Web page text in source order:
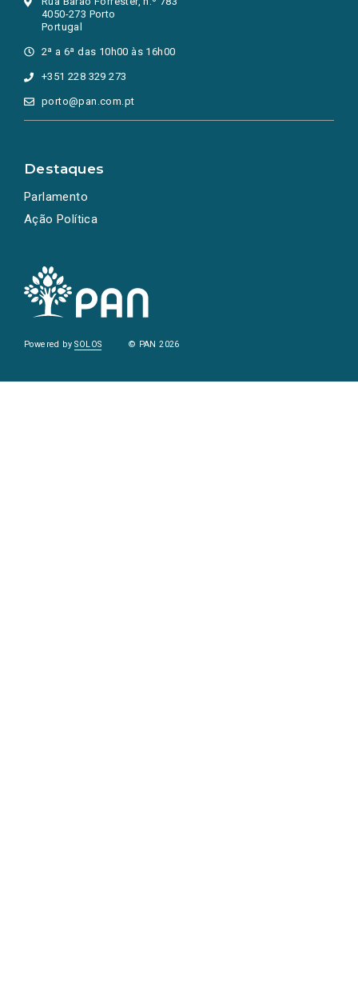
4050-273 Porto
Portugal
2ª a 6ª das 10h00 às 16h00
+351 228 329 273
porto@pan.com.pt
Destaques
Parlamento
Ação Política
Powered bySOLOS © PAN 2026